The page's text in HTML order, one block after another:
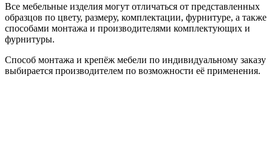
Все мебельные изделия могут отличаться от представленных
образцов по цвету, размеру, комплектации, фурнитуре, а также
способами монтажа и производителями комплектующих и
фурнитуры.
Способ монтажа и крепёж мебели по индивидуальному заказу
выбирается производителем по возможности её применения.